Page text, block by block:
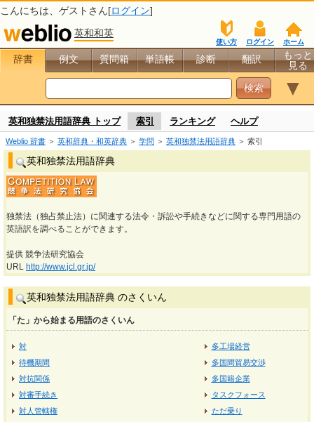
こんにちは、 ゲスト さん[ログイン]
英和和英
ホーム
ログイン
使い方
辞書 例文 質問箱 単語帳 診断 翻訳
もっと
見る
▼
英和独禁法用語辞典 トップ 索引 ランキング ヘルプ
Weblio 辞書 ＞ 英和辞典・和英辞典 ＞ 学問 ＞ 英和独禁法用語辞典 ＞ 索引
英和独禁法用語辞典
独禁法（独占禁止法）に関連する法令・訴訟や手続きなどに関する専門用語の
英語訳を調べることができます。
提供 競争法研究協会
URL http://www.jcl.gr.jp/
英和独禁法用語辞典 のさくいん
「た」から始まる用語のさくいん
対
待機期間
対抗関係
対審手続き
対人管轄権
多工場経営
多国間貿易交渉
多国籍企業
タスクフォース
ただ乗り